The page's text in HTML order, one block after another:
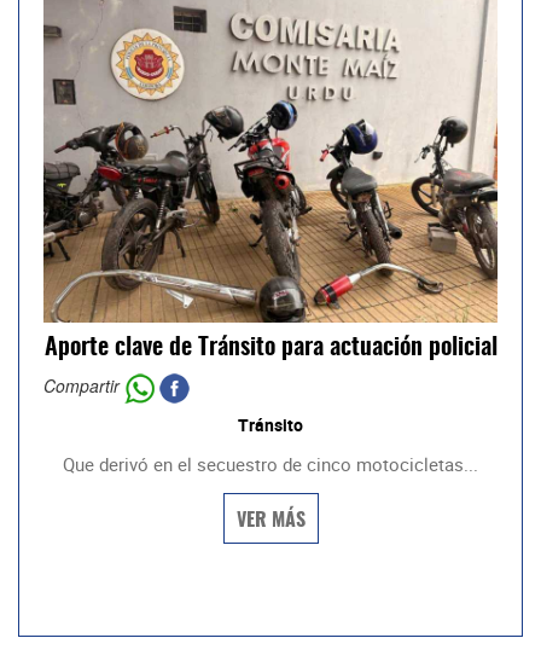
Aporte clave de Tránsito para actuación policial
Compartir
Tránsito
Que derivó en el secuestro de cinco motocicletas...
VER MÁS